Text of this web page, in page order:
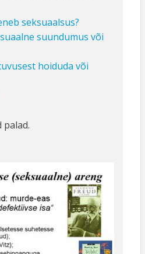
seksuaalsus?
suundumus või
hoiduda või
palad.